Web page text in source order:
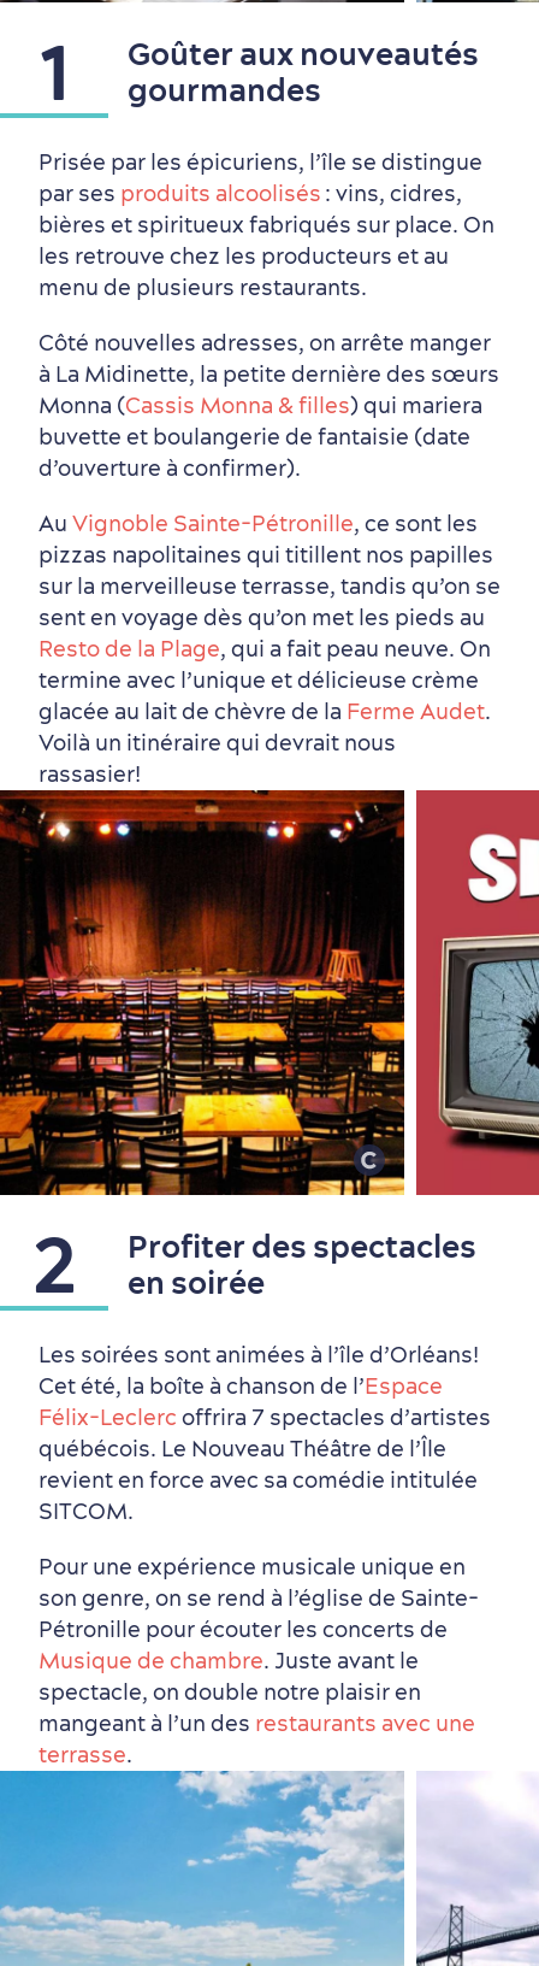
Autour du centre-ville
Périphérie de la ville
Tourisme responsable
Activités en été
Activités en hiver
Événements
en famille
en amoureux
Hôtels écologiques
Centres de villégiature
Rabais hôtels
Magazine Québec cité
Informations pratiques
Compensation carbone
1
Goûter aux nouveautés
gourmandes
Prisée par les épicuriens, l’île se distingue
par ses produits alcoolisés : vins, cidres,
bières et spiritueux fabriqués sur place. On
les retrouve chez les producteurs et au
menu de plusieurs restaurants.
Côté nouvelles adresses, on arrête manger
à La Midinette, la petite dernière des sœurs
Monna (Cassis Monna & filles) qui mariera
buvette et boulangerie de fantaisie (date
d’ouverture à confirmer).
Au Vignoble Sainte-Pétronille, ce sont les
pizzas napolitaines qui titillent nos papilles
sur la merveilleuse terrasse, tandis qu’on se
sent en voyage dès qu’on met les pieds au
Resto de la Plage, qui a fait peau neuve. On
termine avec l’unique et délicieuse crème
glacée au lait de chèvre de la Ferme Audet.
Voilà un itinéraire qui devrait nous
rassasier!
2
Profiter des spectacles
en soirée
Les soirées sont animées à l’île d’Orléans!
Cet été, la boîte à chanson de l’Espace
Félix-Leclerc offrira 7 spectacles d’artistes
québécois. Le Nouveau Théâtre de l’Île
revient en force avec sa comédie intitulée
SITCOM.
Pour une expérience musicale unique en
son genre, on se rend à l’église de Sainte-
Pétronille pour écouter les concerts de
Musique de chambre. Juste avant le
spectacle, on double notre plaisir en
mangeant à l’un des restaurants avec une
terrasse.